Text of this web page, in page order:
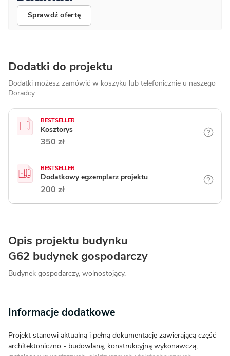
Sprawdź ofertę
Dodatki do projektu
Dodatki możesz zamówić w koszyku lub telefonicznie u naszego
Doradcy.
BESTSELLER
Kosztorys
350 zł
BESTSELLER
Dodatkowy egzemplarz projektu
200 zł
Opis projektu budynku
G62 budynek gospodarczy
Budynek gospodarczy, wolnostojący.
Informacje dodatkowe
Projekt stanowi aktualną i pełną dokumentację zawierającą część
architektoniczno - budowlaną, konstrukcyjną wykonawczą,